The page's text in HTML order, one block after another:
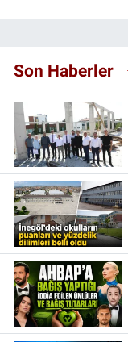
Son Haberler